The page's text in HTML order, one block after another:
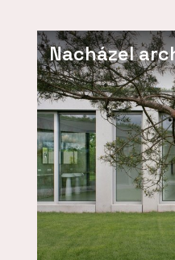
Nacházel